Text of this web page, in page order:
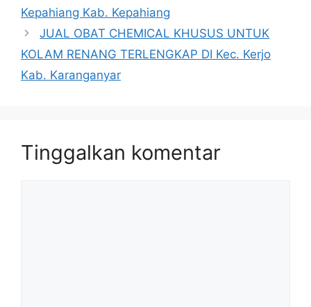
Kepahiang Kab. Kepahiang
JUAL OBAT CHEMICAL KHUSUS UNTUK
KOLAM RENANG TERLENGKAP DI Kec. Kerjo
Kab. Karanganyar
Tinggalkan komentar